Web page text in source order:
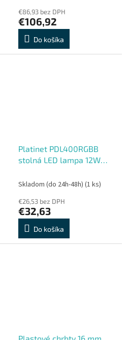
€86,93 bez DPH
€106,92
Do košíka
Platinet PDL400RGBB
stolná LED lampa 12W
ovládanie, USB port,
Skladom (do 24h-48h) (1 ks)
€26,53 bez DPH
€32,63
Do košíka